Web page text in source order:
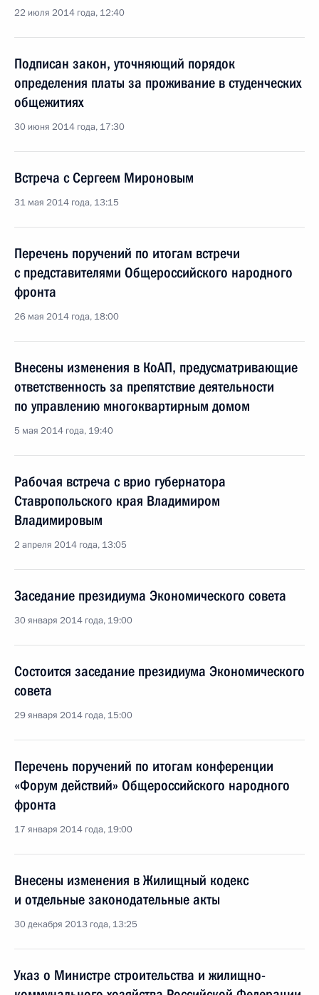
22 июля 2014 года, 12:40
Подписан закон, уточняющий порядок
определения платы за проживание в студенческих
общежитиях
30 июня 2014 года, 17:30
Встреча с Сергеем Мироновым
31 мая 2014 года, 13:15
Перечень поручений по итогам встречи
с представителями Общероссийского народного
фронта
26 мая 2014 года, 18:00
Внесены изменения в КоАП, предусматривающие
ответственность за препятствие деятельности
по управлению многоквартирным домом
5 мая 2014 года, 19:40
Рабочая встреча с врио губернатора
Ставропольского края Владимиром
Владимировым
2 апреля 2014 года, 13:05
Заседание президиума Экономического совета
30 января 2014 года, 19:00
Состоится заседание президиума Экономического
совета
29 января 2014 года, 15:00
Перечень поручений по итогам конференции
«Форум действий» Общероссийского народного
фронта
17 января 2014 года, 19:00
Внесены изменения в Жилищный кодекс
и отдельные законодательные акты
30 декабря 2013 года, 13:25
Указ о Министре строительства и жилищно-